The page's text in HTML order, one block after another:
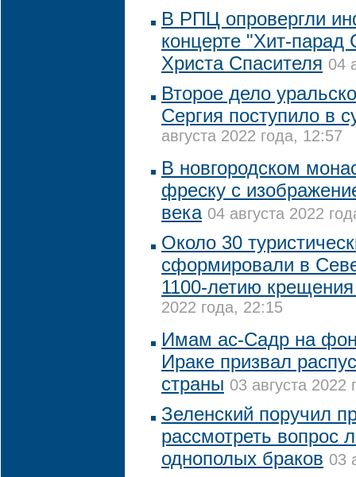
В РПЦ опровергли
концерте "Хит-
Христа Спасителя 04
Второе дело
Сергия поступило в
августа 2022 года, 12:57
В новгородском
фреску с
века 04 августа 2022
Около 30
сформировали в
1100-летию
2022 года, 22:15
Имам ас-Садр на
Ираке призвал
страны 03 августа 2022
Зеленский поручил
рассмотреть вопрос
однополых браков 03